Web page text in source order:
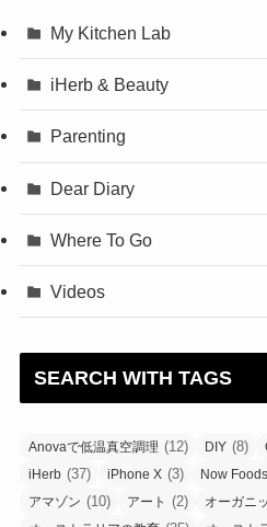
My Kitchen Lab
iHerb & Beauty
Parenting
Dear Diary
Where To Go
Videos
SEARCH WITH TAGS
Anovaで低温真空調理 (12) DIY (8)
iHerb (37) iPhone X (3) Now Foods
アマゾン (10) アート (2) オーガニ